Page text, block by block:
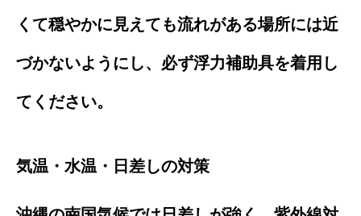
くて穏やかに見えても流れがある場所には近
づかないようにし、必ず浮力補助具を着用し
てください。
気温・水温・日差しの対策